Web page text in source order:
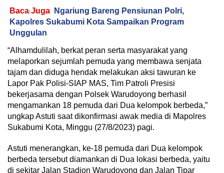
Baca Juga
Ngariung Bareng Pensiunan Polri,
Kapolres Sukabumi Kota Sampaikan Program
Unggulan
“Alhamdulilah, berkat peran serta masyarakat yang
melaporkan sejumlah pemuda yang membawa senjata
tajam dan diduga hendak melakukan aksi tawuran ke
Lapor Pak Polisi-SIAP MAS, Tim Patroli Presisi
bekerjasama dengan Polsek Warudoyong berhasil
mengamankan 18 pemuda dari Dua kelompok berbeda,”
ungkap Astuti saat dikonfirmasi awak media di Mapolres
Sukabumi Kota, Minggu (27/8/2023) pagi.
Astuti menerangkan, ke-18 pemuda dari Dua kelompok
berbeda tersebut diamankan di Dua lokasi berbeda, yaitu
di sekitar Jalan Stadion Warudoyong dan Jalan Tipar